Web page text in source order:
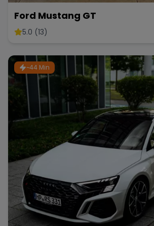
Ford Mustang GT
5.0 (13)
~44 Min